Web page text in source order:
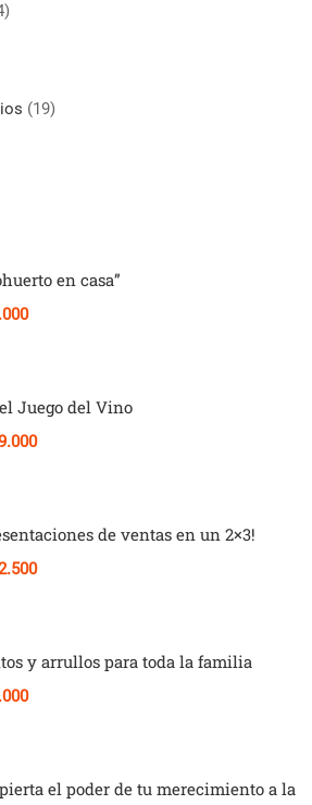
(19)
en casa”
Juego del Vino
de ventas en un 2×3!
y arrullos para toda la familia
el poder de tu merecimiento a la